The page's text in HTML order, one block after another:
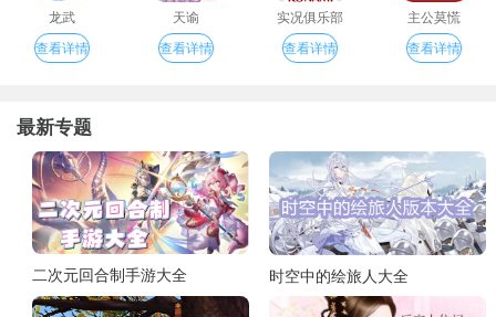
龙武
查看详情
天谕
查看详情
实况俱乐部
查看详情
主公莫慌
查看详情
最新专题
二次元回合制手游大全 时空中的绘旅人大全